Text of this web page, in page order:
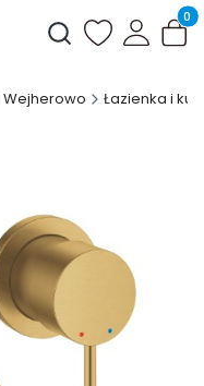
Otwórz
Wejherowo Łazienka i